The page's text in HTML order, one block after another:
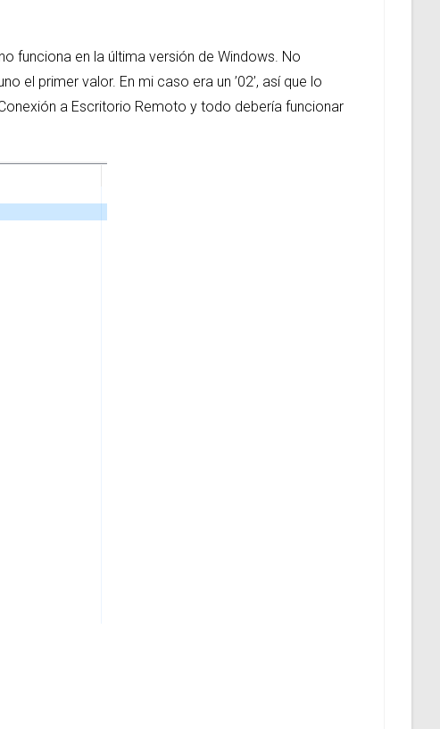
funciona en la última versión de Windows. No
el primer valor. En mi caso era un ’02’, así que lo
a Escritorio Remoto y todo debería funcionar